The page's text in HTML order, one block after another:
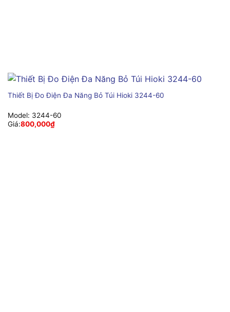
Thiết Bị Đo Điện Đa Năng Bỏ Túi Hioki 3244-60
Model: 3244-60
Giá:800,000₫